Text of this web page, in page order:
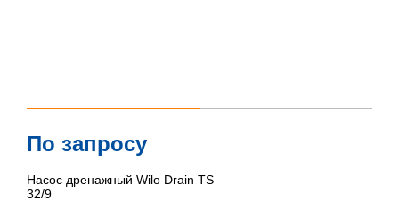
По запросу
Насос дренажный Wilo Drain TS
32/9